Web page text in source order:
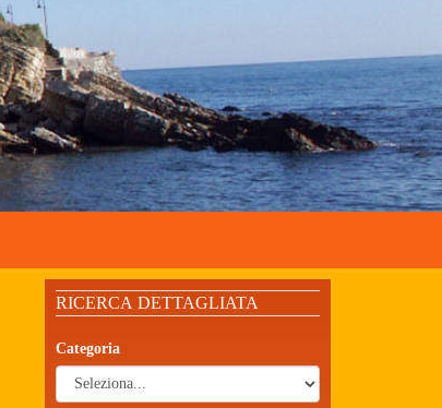
RICERCA DETTAGLIATA
Categoria